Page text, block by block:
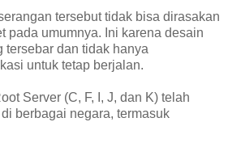
tersebut tidak bisa dirasakan
pada umumnya. Ini karena desain
tersebar dan tidak hanya
untuk tetap berjalan.
Server (C, F, I, J, dan K) telah
berbagai negara, termasuk